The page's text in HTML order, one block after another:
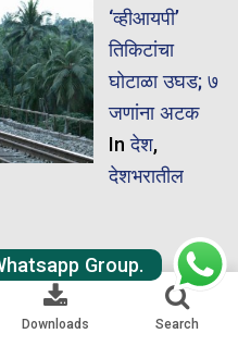
‘व्हीआयपी’
तिकिटांचा
घोटाळा उघड; ७
जणांना अटक
Inदेश,
देशभरातील
सावंतवाडी रेल्वे
टर्मिनसच्या
Downloads Search
Group.